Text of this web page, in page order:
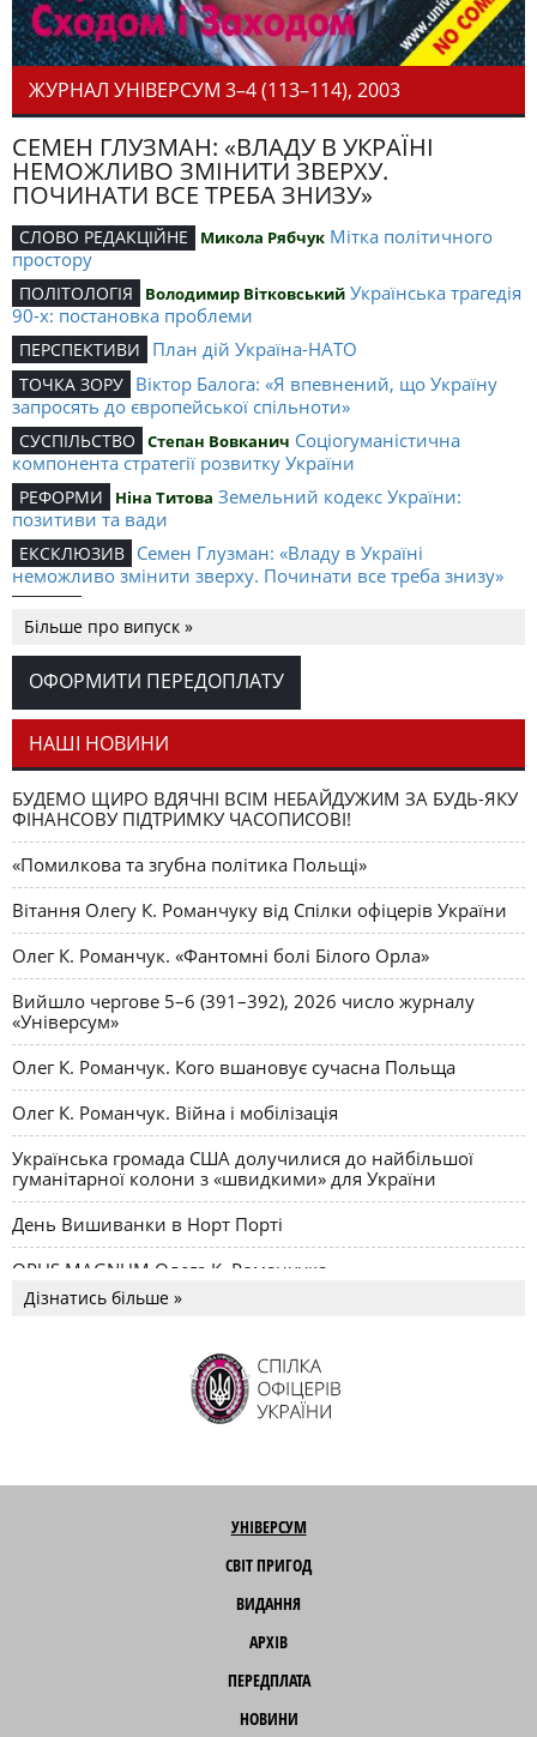
ЖУРНАЛ УНІВЕРСУМ 3–4 (113–114), 2003
СЕМЕН ГЛУЗМАН: «ВЛАДУ В УКРАЇНІ
НЕМОЖЛИВО ЗМІНИТИ ЗВЕРХУ.
ПОЧИНАТИ ВСЕ ТРЕБА ЗНИЗУ»
СЛОВО РЕДАКЦІЙНЕ Микола Рябчук Мітка політичного
простору
ПОЛІТОЛОГІЯ Володимир Вітковський Українська трагедія
90-х: постановка проблеми
ПЕРСПЕКТИВИ План дій Україна-НАТО
ТОЧКА ЗОРУ Віктор Балога: «Я впевнений, що Україну
запросять до європейської спільноти»
СУСПІЛЬСТВО Степан Вовканич Соціогуманістична
компонента стратегії розвитку України
РЕФОРМИ Ніна Титова Земельний кодекс України:
позитиви та вади
ЕКСКЛЮЗИВ Семен Глузман: «Владу в Україні
неможливо змінити зверху. Починати все треба знизу»
інтереси і наука в контексті її математизації
української культури На марґінесі книжки Ігоря
Шевченка «Україна між Сходом і Заходом»
НАШІ РЕЦЕНЗІЇ Василь Лизанчук
починається з мови
Більше про випуск »
ОФОРМИТИ ПЕРЕДОПЛАТУ
НАШІ НОВИНИ
БУДЕМО ЩИРО ВДЯЧНІ ВСІМ НЕБАЙДУЖИМ ЗА БУДЬ-ЯКУ
ФІНАНСОВУ ПІДТРИМКУ ЧАСОПИСОВІ!
«Помилкова та згубна політика Польщі»
Вітання Олегу К. Романчуку від Спілки офіцерів України
Олег К. Романчук. «Фантомні болі Білого Орла»
Вийшло чергове 5–6 (391–392), 2026 число журналу
«Універсум»
Олег К. Романчук. Кого вшановує сучасна Польща
Олег К. Романчук. Війна і мобілізація
Українська громада США долучилися до найбільшої
гуманітарної колони з «швидкими» для України
День Вишиванки в Норт Порті
OPUS MAGNUM Олега К. Романчука
Дізнатись більше »
УНІВЕРСУМ
СВІТ ПРИГОД
ВИДАННЯ
АРХІВ
ПЕРЕДПЛАТА
НОВИНИ